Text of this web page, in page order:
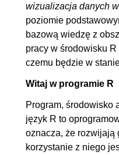
wizualizacja danych
poziomie
bazową wiedzę z
pracy w środowisku
czemu będzie w
Witaj w programie R
Program,
język R to
oznacza, że rozwijają
korzystanie z niego